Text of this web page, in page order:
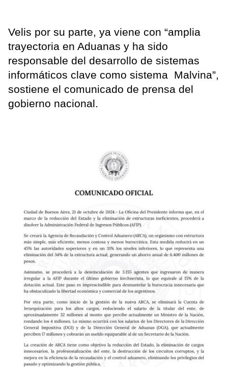
Velis por su parte, ya viene con “amplia
trayectoria en Aduanas y ha sido
responsable del desarrollo de sistemas
informáticos clave como sistema Malvina”,
sostiene el comunicado de prensa del
gobierno nacional.